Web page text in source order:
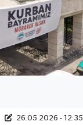
26.05.2026 - 12:35